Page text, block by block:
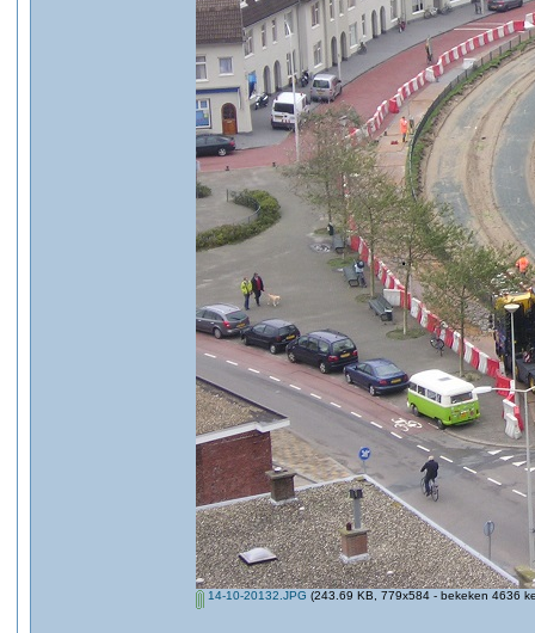
14-10-20132.JPG (243.69 KB, 779x584 - bekeken 4636